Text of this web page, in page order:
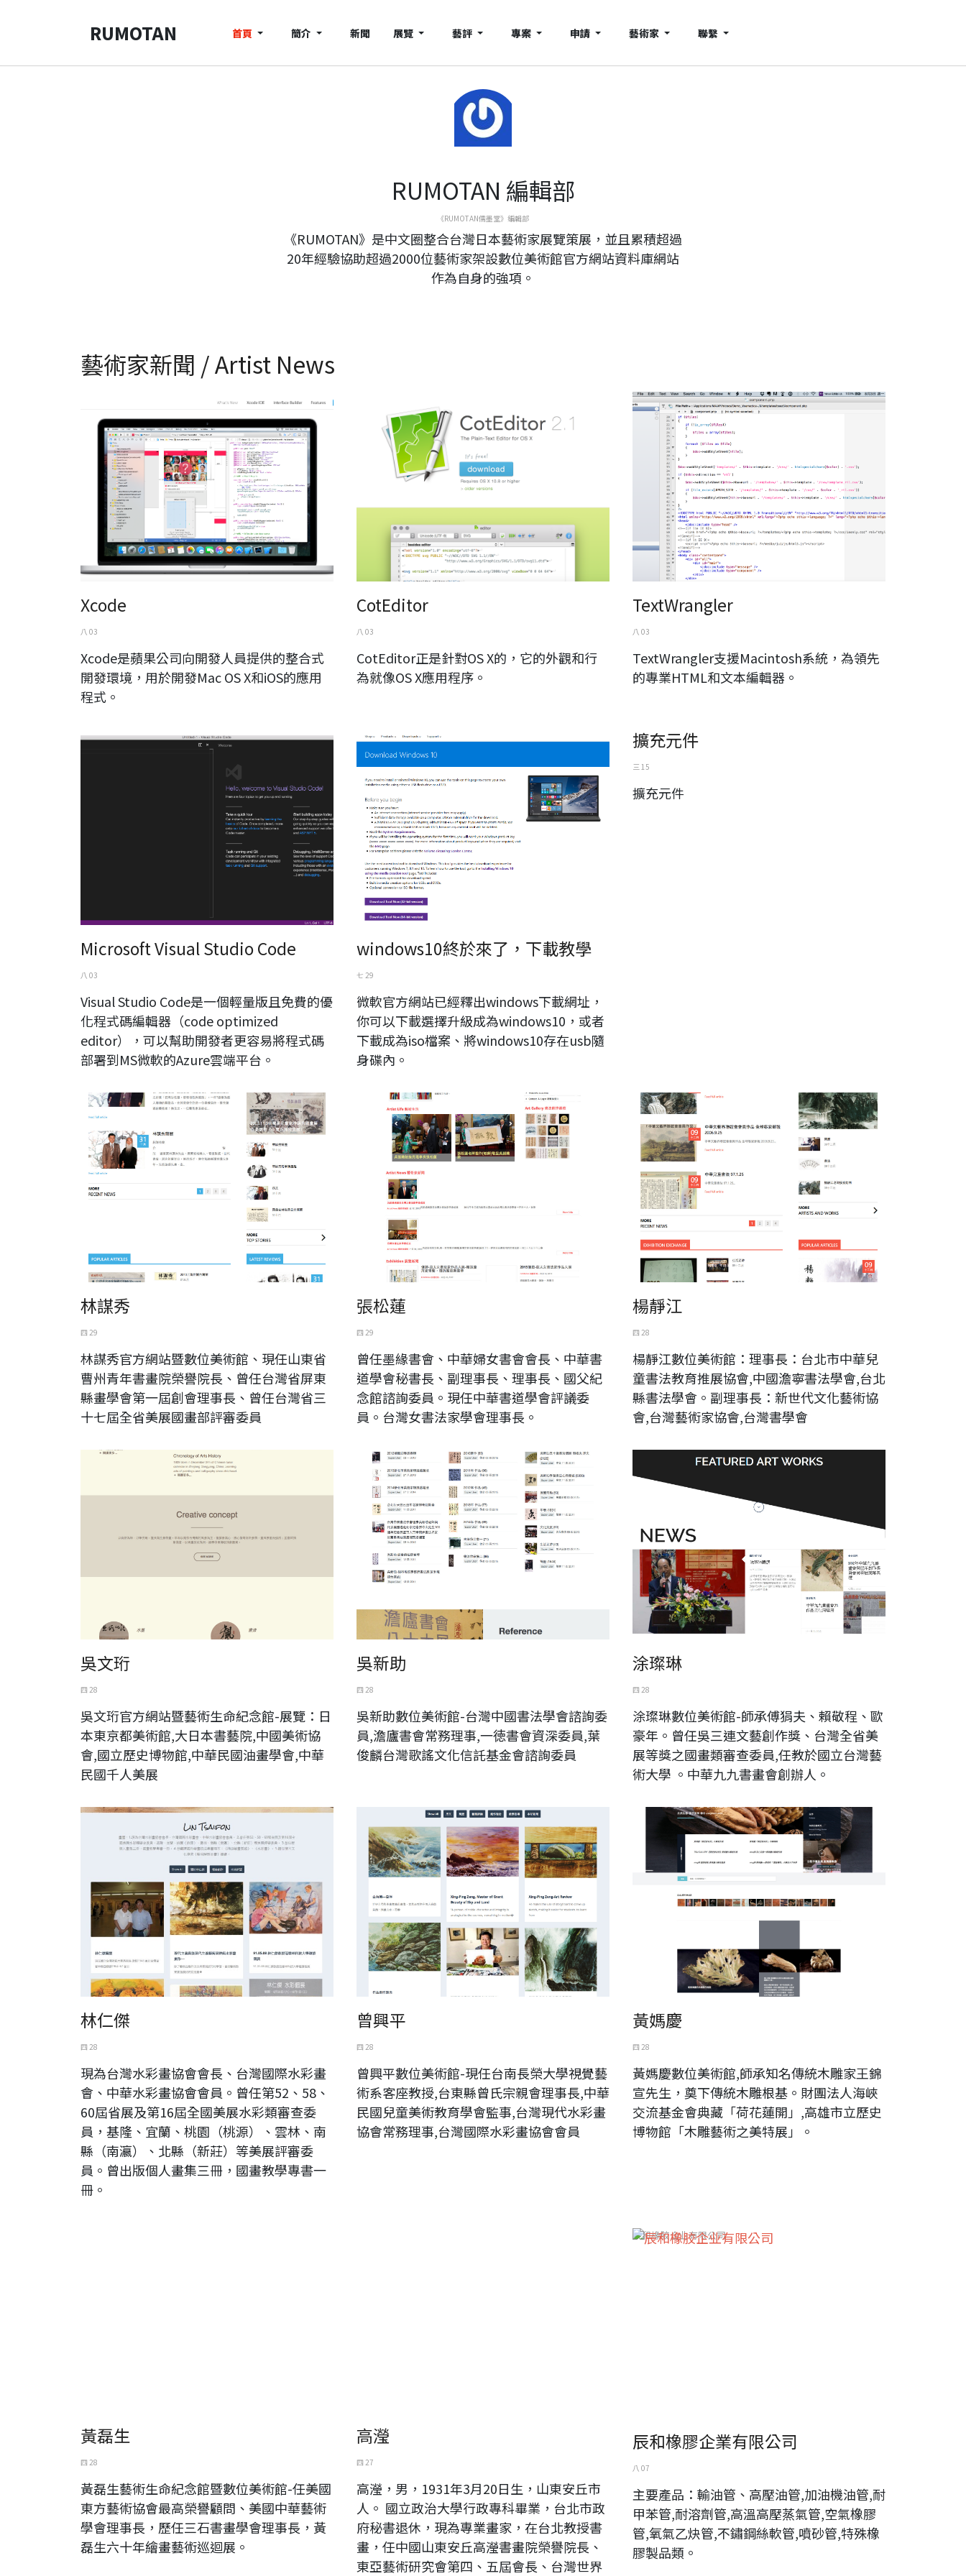
RUMOTAN 首頁 簡介 新聞 展覽 藝評 專案 申請 藝術家 聯繫
RUMOTAN 編輯部
《RUMOTAN儒墨堂》編輯部
《RUMOTAN》是中文圈整合台灣日本藝術家展覽策展，並且累積超過
20年經驗協助超過2000位藝術家架設數位美術館官方網站資料庫網站
作為自身的強項。
藝術家新聞 / Artist News
Xcode
八 03
Xcode是蘋果公司向開發人員提供的整合式
開發環境，用於開發Mac OS X和iOS的應用
程式。
CotEditor
八 03
CotEditor正是針對OS X的，它的外觀和行
為就像OS X應用程序。
TextWrangler
TextWrangler
八 03
TextWrangler支援Macintosh系統，為領先
的專業HTML和文本編輯器。
Visual Studio Code
Microsoft Visual Studio Code
八 03
Visual Studio Code是一個輕量版且免費的優
化程式碼編輯器（code optimized
editor），可以幫助開發者更容易將程式碼
部署到MS微軟的Azure雲端平台。
windows10
windows10終於來了，下載教學
七 29
微軟官方網站已經釋出windows下載網址，
你可以下載選擇升級成為windows10，或者
下載成為iso檔案、將windows10存在usb隨
身碟內。
擴充元件
三 15
擴充元件
林謀秀
四 29
林謀秀官方網站暨數位美術館、現任山東省
曹州青年書畫院榮譽院長、曾任台灣省屏東
縣畫學會第一屆創會理事長、曾任台灣省三
十七屆全省美展國畫部評審委員
張松蓮
四 29
曾任墨緣書會、中華婦女書會會長、中華書
道學會秘書長、副理事長、理事長、國父紀
念館諮詢委員。現任中華書道學會評議委
員。台灣女書法家學會理事長。
楊靜江
四 28
楊靜江數位美術館：理事長：台北市中華兒
童書法教育推展協會,中國澹寧書法學會,台北
縣書法學會。副理事長：新世代文化藝術協
會,台灣藝術家協會,台灣書學會
吳文珩
四 28
吳文珩官方網站暨藝術生命紀念館-展覽：日
本東京都美術館,大日本書藝院,中國美術協
會,國立歷史博物館,中華民國油畫學會,中華
民國千人美展
吳新助
四 28
吳新助數位美術館-台灣中國書法學會諮詢委
員,澹廬書會常務理事,一徳書會資深委員,葉
俊麟台灣歌謠文化信託基金會諮詢委員
涂璨琳
四 28
涂璨琳數位美術館-師承傅狷夫、賴敬程、歐
豪年。曾任吳三連文藝創作獎、台灣全省美
展等獎之國畫類審查委員,任教於國立台灣藝
術大學 。中華九九書畫會創辦人。
林仁傑
四 28
現為台灣水彩畫協會會長、台灣國際水彩畫
會、中華水彩畫協會會員。曾任第52、58、
60屆省展及第16屆全國美展水彩類審查委
員，基隆、宜蘭、桃園（桃源）、雲林、南
縣（南瀛）、北縣（新莊）等美展評審委
員。曾出版個人畫集三冊，國畫教學專書一
冊。
曾興平
四 28
曾興平數位美術館-現任台南長榮大學視覺藝
術系客座教授,台東縣曾氏宗親會理事長,中華
民國兒童美術教育學會監事,台灣現代水彩畫
協會常務理事,台灣國際水彩畫協會會員
黃媽慶
四 28
黃媽慶數位美術館,師承知名傳統木雕家王錦
宣先生，奠下傳統木雕根基。財團法人海峽
交流基金會典藏「荷花蓮開」,高雄市立歷史
博物館「木雕藝術之美特展」。
黃磊生
四 28
黃磊生藝術生命紀念館暨數位美術館-任美國
東方藝術協會最高榮譽顧問、美國中華藝術
學會理事長，歷任三石書畫學會理事長，黃
磊生六十年繪畫藝術巡迴展。
高瀅
四 27
高瀅，男，1931年3月20日生，山東安丘市
人。 國立政治大學行政專科畢業，台北市政
府秘書退休，現為專業畫家，在台北教授書
畫，任中國山東安丘高瀅書畫院榮譽院長、
東亞藝術研究會第四、五屆會長、台灣世界
辰和橡胶企业有限公司
辰和橡膠企業有限公司
八 07
主要產品：輸油管、高壓油管,加油機油管,耐
甲苯管,耐溶劑管,高溫高壓蒸氣管,空氣橡膠
管,氧氣乙炔管,不鏽鋼絲軟管,噴砂管,特殊橡
膠製品類。